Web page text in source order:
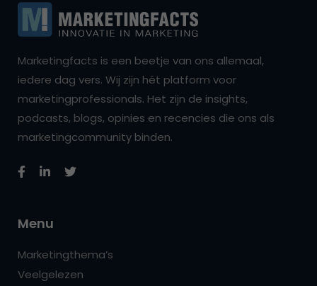
Marketingfacts is een beetje van ons allemaal,
iedere dag vers. Wij zijn hét platform voor
marketingprofessionals. Het zijn de insights,
podcasts, blogs, opinies en recencies die ons als
marketingcommunity binden.
Menu
Marketingthema’s
Veelgelezen